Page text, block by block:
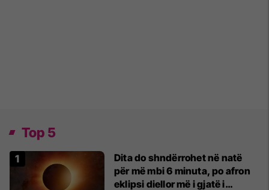
Top 5
Dita do shndërrohet në natë
për më mbi 6 minuta, po afron
eklipsi diellor më i gjatë i